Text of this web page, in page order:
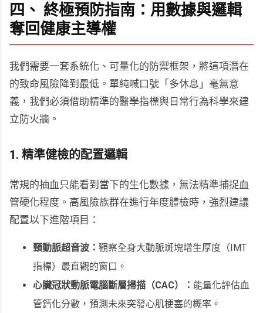
四、 終極預防指南：用數據與邏輯
奪回健康主導權
我們需要一套系統化、可量化的防禦框架，將這項潛在
的致命風險降到最低。單純喊口號「多休息」毫無意
義，我們必須借助精準的醫學指標與日常行為科學來建
立防火牆。
1. 精準健檢的配置邏輯
常規的抽血只能看到當下的生化數據，無法精準捕捉血
管硬化程度。高風險族群在進行年度體檢時，強烈建議
配置以下進階項目：
頸動脈超音波： 觀察全身大動脈斑塊增生厚度（IMT
指標）最直觀的窗口。
心臟冠狀動脈電腦斷層掃描（CAC）： 能量化評估血
管鈣化分數，預測未來突發心肌梗塞的概率。